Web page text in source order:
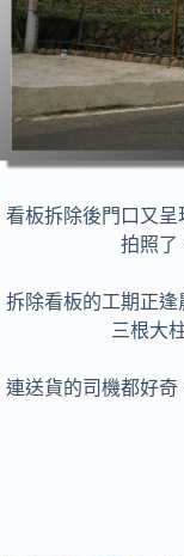
看板拆除後門口又
拍照了
拆除看板的工期正
三根大
連送貨的司機都好